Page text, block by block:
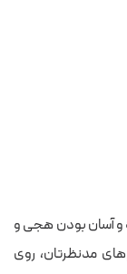
و آسان بودن هجی و
مدنظرتان، روی